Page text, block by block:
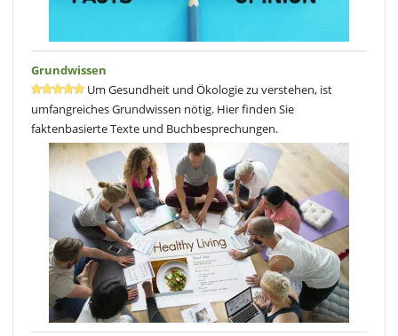
Grundwissen
Um Gesundheit und Ökologie zu verstehen, ist
umfangreiches Grundwissen nötig. Hier finden Sie
faktenbasierte Texte und Buchbesprechungen.